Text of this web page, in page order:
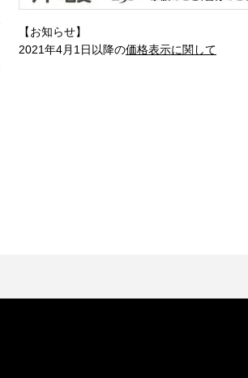
【お知らせ】
2021年4月1日以降の価格表示に関して